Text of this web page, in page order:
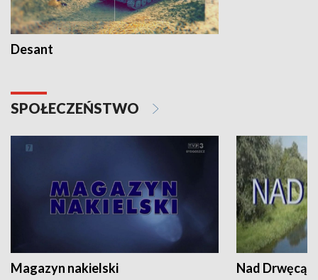
Desant
SPOŁECZEŃSTWO
Magazyn nakielski Nad Drwęcą